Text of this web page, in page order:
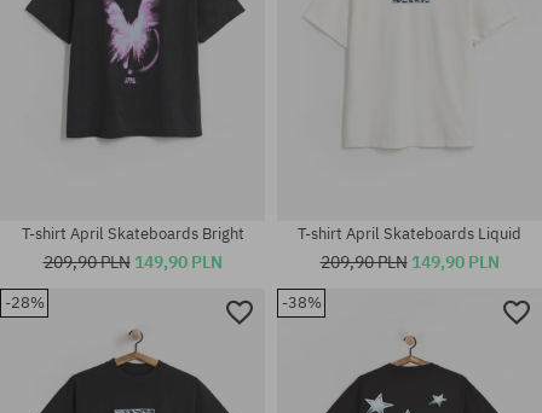
Dostępne rozmiary:
Dostępne rozmiary:
T-shirt April Skateboards Bright
209,90 PLN 149,90 PLN
T-shirt April Skateboards Liquid
209,90 PLN 149,90 PLN
-28% -38%